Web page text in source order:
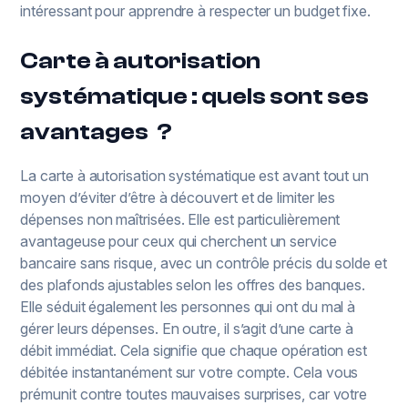
intéressant pour apprendre à respecter un budget fixe.
Carte à autorisation
systématique : quels sont ses
avantages ?
La carte à autorisation systématique est avant tout un
moyen d’éviter d’être à découvert et de limiter les
dépenses non maîtrisées. Elle est particulièrement
avantageuse pour ceux qui cherchent un service
bancaire sans risque, avec un contrôle précis du solde et
des plafonds ajustables selon les offres des banques.
Elle séduit également les personnes qui ont du mal à
gérer leurs dépenses. En outre, il s’agit d’une carte à
débit immédiat. Cela signifie que chaque opération est
débitée instantanément sur votre compte. Cela vous
prémunit contre toutes mauvaises surprises, car votre